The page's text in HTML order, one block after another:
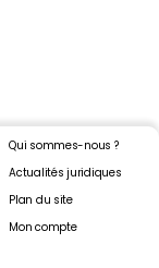
Qui sommes-nous ?
Actualités juridiques
Plan du site
Mon compte